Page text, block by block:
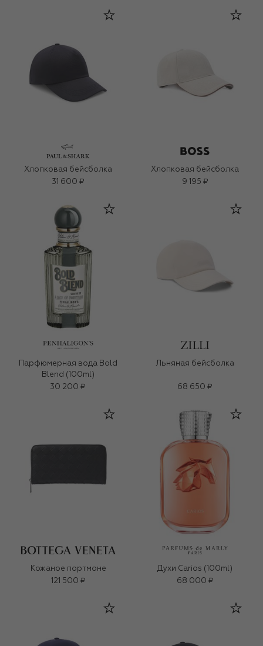
Хлопковая бейсболка
31 600 ₽
Хлопковая бейсболка
9 195 ₽
Парфюмерная вода Bold
Blend (100ml)
30 200 ₽
Льняная бейсболка
68 650 ₽
Кожаное портмоне
121 500 ₽
Духи Carios (100ml)
68 000 ₽